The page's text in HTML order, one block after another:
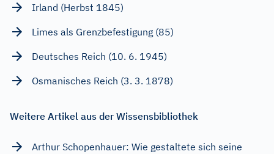
Irland (Herbst 1845)
Limes als Grenzbefestigung (85)
Deutsches Reich (10. 6. 1945)
Osmanisches Reich (3. 3. 1878)
Weitere Artikel aus der Wissensbibliothek
Arthur Schopenhauer: Wie gestaltete sich seine